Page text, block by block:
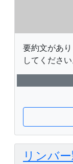
要約文があ
してください
リンバ